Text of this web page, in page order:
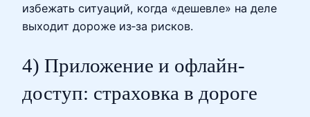
избежать ситуаций, когда «дешевле» на деле
выходит дороже из‑за рисков.
4) Приложение и офлайн-
доступ: страховка в дороге